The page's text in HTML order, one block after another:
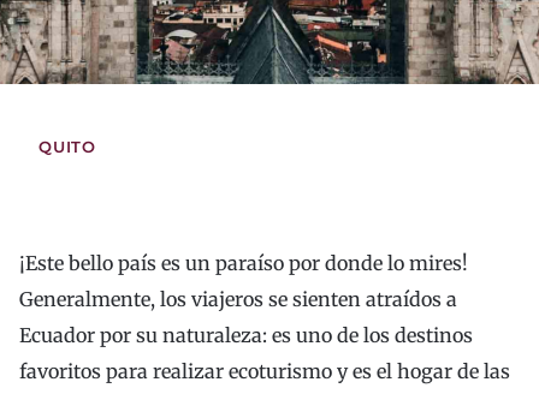
QUITO
¡Este bello país es un paraíso por donde lo mires!
Generalmente, los viajeros se sienten atraídos a
Ecuador por su naturaleza: es uno de los destinos
favoritos para realizar ecoturismo y es el hogar de las